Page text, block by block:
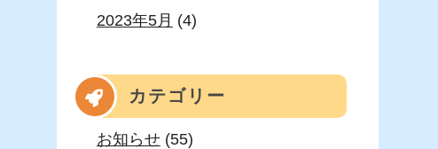
2023年5月 (4)
カテゴリー
お知らせ(55)